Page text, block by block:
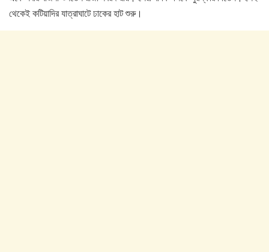
o p
থেকেই কটিয়াদির যাত্রাঘাটে ঢাকের হাট শুরু।